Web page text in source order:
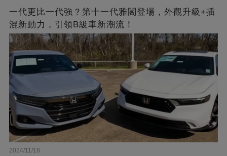
一代更比一代強？第十一代雅閣登場，外觀升級+插
混新動力，引領B級車新潮流！
2024/11/18